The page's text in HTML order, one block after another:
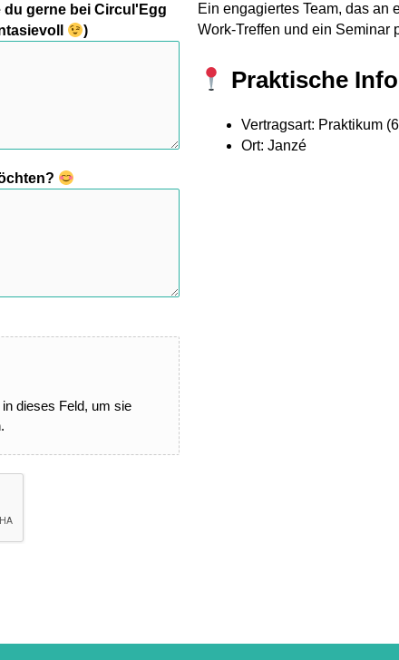
du gerne bei Circul'Egg
)
dieses Feld, um sie
Ein engagiertes Team, das an
Work-Treffen und ein Seminar
Praktische
Vertragsart: Praktikum
Ort: Janzé